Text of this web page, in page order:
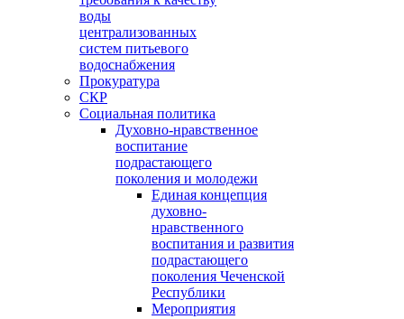
воды
централизованных
систем питьевого
водоснабжения
Прокуратура
СКР
Социальная политика
Духовно-нравственное
воспитание
подрастающего
поколения и молодежи
Единая концепция
духовно-
нравственного
воспитания и развития
подрастающего
поколения Чеченской
Республики
Мероприятия